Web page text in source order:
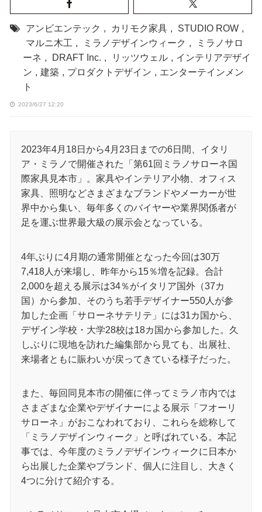
アンビエンテック , カリモク家具 , STUDIO ROW ,
マルニ木工 , ミラノデザインウィーク ,
ミラノサロ
ーネ , DRAFT Inc. , リッツウェル , インテリアデザイ
ン , 建築 , プロダクトデザイン , エンターテインメン
ト
2023/6/27 12:20
2023年4月18日から4月23日までの6日間、イタリ
ア・ミラノで開催された「第61回ミラノサローネ国
際家具見本市」。家具やインテリア小物、オフィス
家具、照明などさまざまなブランドやメーカーが世
界中から集い、毎年多くのバイヤーや業界関係者が
足を運ぶ世界最大級の展示会となっている。
4年ぶりに4月期の通常開催となった今回は30万
7,418人が来場し、昨年から15％増を記録。合計
2,000を超える展示は34％がイタリア国外（37カ
国）から参加、そのうち若手デザイナー550人が参
加した企画「サローネサテリテ」には31カ国から、
デザイン学校・大学28校は18カ国から参加した。久
しぶりに現地を訪れた編集部から見ても、出展社、
来場者ともに賑わいが戻ってきている様子だった。
また、毎回同見本市の開催に伴ってミラノ市内では
さまざまな企業やデザイナーによる展示「フオーリ
サローネ」がおこなわれており、これらを総称して
「ミラノデザインウィーク」と呼ばれている。本記
事では、今年度のミラノデザインウィークに日本か
ら出展した企業やブランド、個人に注目し、大きく
4つに分けて紹介する。